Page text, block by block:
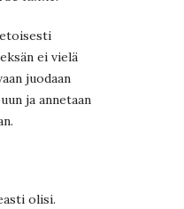
ei vielä
juodaan
ja annetaan
olisi.